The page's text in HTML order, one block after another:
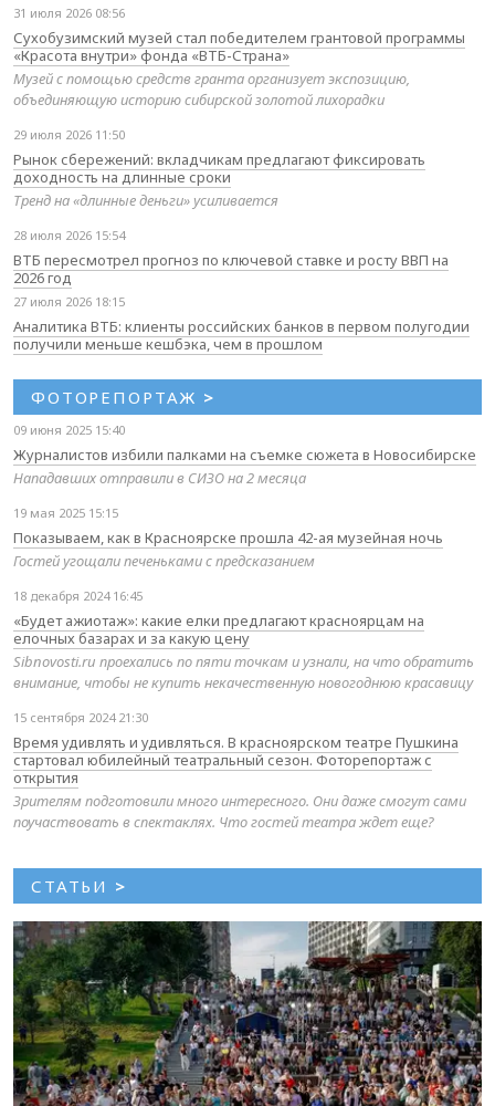
31 июля 2026 08:56
Сухобузимский музей стал победителем грантовой программы
«Красота внутри» фонда «ВТБ-Страна»
Музей с помощью средств гранта организует экспозицию,
объединяющую историю сибирской золотой лихорадки
29 июля 2026 11:50
Рынок сбережений: вкладчикам предлагают фиксировать
доходность на длинные сроки
Тренд на «длинные деньги» усиливается
28 июля 2026 15:54
ВТБ пересмотрел прогноз по ключевой ставке и росту ВВП на
2026 год
27 июля 2026 18:15
Аналитика ВТБ: клиенты российских банков в первом полугодии
получили меньше кешбэка, чем в прошлом
ФОТОРЕПОРТАЖ >
09 июня 2025 15:40
Журналистов избили палками на съемке сюжета в Новосибирске
Нападавших отправили в СИЗО на 2 месяца
19 мая 2025 15:15
Показываем, как в Красноярске прошла 42-ая музейная ночь
Гостей угощали печеньками с предсказанием
18 декабря 2024 16:45
«Будет ажиотаж»: какие елки предлагают красноярцам на
елочных базарах и за какую цену
Sibnovosti.ru проехались по пяти точкам и узнали, на что обратить
внимание, чтобы не купить некачественную новогоднюю красавицу
15 сентября 2024 21:30
Время удивлять и удивляться. В красноярском театре Пушкина
стартовал юбилейный театральный сезон. Фоторепортаж с
открытия
Зрителям подготовили много интересного. Они даже смогут сами
поучаствовать в спектаклях. Что гостей театра ждет еще?
СТАТЬИ >